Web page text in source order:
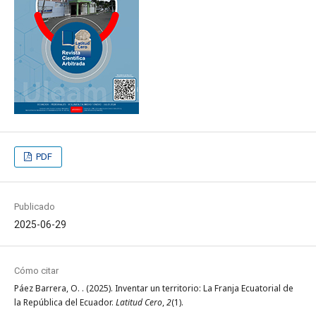
PDF
Publicado
2025-06-29
Cómo citar
Páez Barrera, O. . (2025). Inventar un territorio: La Franja Ecuatorial de
la República del Ecuador. Latitud Cero,2(1).